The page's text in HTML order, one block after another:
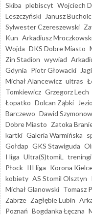
Skiba plebiscyt Wojciech
Leszczyński
Janusz Bucholc
Sylwester Czereszewski
Kun Arkadiusz
Wojda DKS Dobre Miasto
Zin Stadion wywiad
Gdynia Piotr Głowacki
Michał Alancewicz ultras
Tomkiewicz Grzegorz Lech
Łopatko Dolcan Ząbki
Barczewo Dawid
Dobre Miasto Zatoka
kartki Galeria Warmińska
Gołdap GKS Stawiguda
I liga Ultra(S)tomiL treningi
Płock III liga Korona
kobiety AS Stomil Olsztyn
Michał Glanowski Tomasz
Zabrze Zagłębie Lubin
Poznań Bogdanka Łęczna